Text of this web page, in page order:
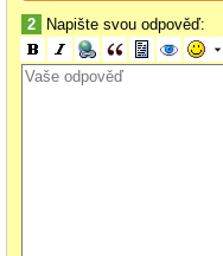
2 Napište svou odpověď: